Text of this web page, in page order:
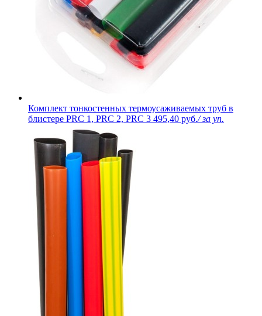
Комплект тонкостенных термоусаживаемых труб в
блистере PRC 1, PRC 2, PRC 3 495,40 руб./ за уп.